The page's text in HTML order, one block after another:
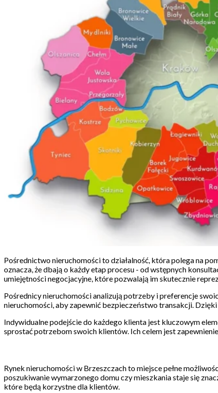
Pośrednictwo nieruchomości to działalność, która polega na
oznacza, że dbają o każdy etap procesu - od wstępnych
umiejętności negocjacyjne, które pozwalają im skutecznie
Pośrednicy nieruchomości analizują potrzeby i preferencje
nieruchomości, aby zapewnić bezpieczeństwo transakcji.
Indywidualne podejście do każdego klienta jest kluczowym
sprostać potrzebom swoich klientów. Ich celem jest
Rynek nieruchomości w Brzeszczach to miejsce pełne
poszukiwanie wymarzonego domu czy mieszkania staje się
które będą korzystne dla klientów.